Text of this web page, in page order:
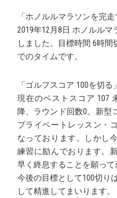
「ホノルルマラソンを完走
2019年12月8日 ホノルルマ
しました。目標時間 6時
でのタイムです。
「ゴルフスコア 100を切る」
現在のベストスコア 107
降、ラウンド回数0。新型
プライベートレッスン・
なっております。しかし
練習に励んでおります。
早く終息することを願って
今後の目標として100切り
して精進してまいります。